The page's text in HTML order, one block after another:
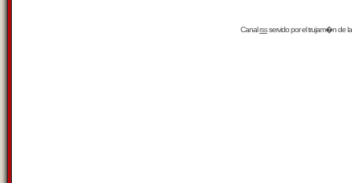
Canalrssservido por eltrujam�nde